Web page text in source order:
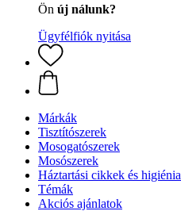
Ön új nálunk?
Ügyfélfiók nyitása
Márkák
Tisztítószerek
Mosogatószerek
Mosószerek
Háztartási cikkek és higiénia
Témák
Akciós ajánlatok